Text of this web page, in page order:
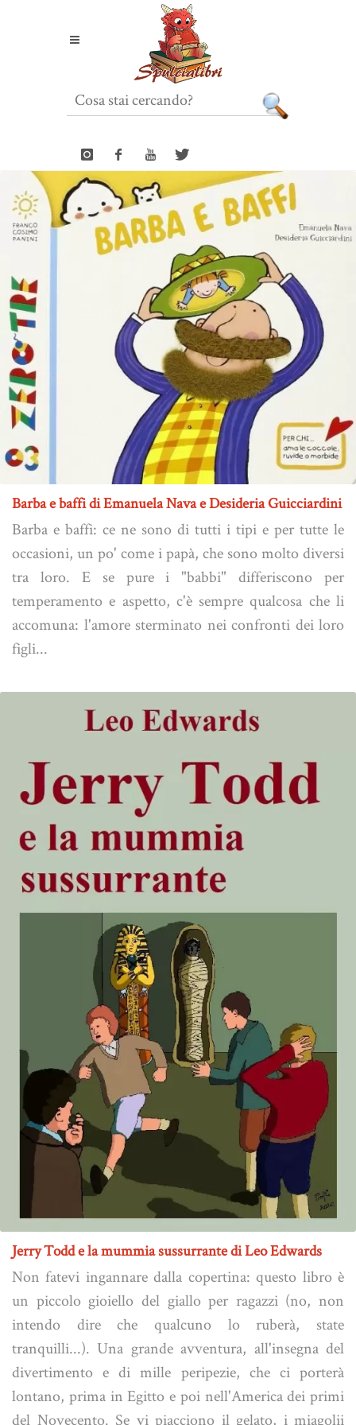
Barba e baffi di Emanuela Nava e Desideria Guicciardini
Barba e baffi: ce ne sono di tutti i tipi e per tutte le
occasioni, un po' come i papà, che sono molto diversi
tra loro. E se pure i "babbi" differiscono per
temperamento e aspetto, c'è sempre qualcosa che li
accomuna: l'amore sterminato nei confronti dei loro
figli...
Jerry Todd e la mummia sussurrante di Leo Edwards
Non fatevi ingannare dalla copertina: questo libro è
un piccolo gioiello del giallo per ragazzi (no, non
intendo dire che qualcuno lo ruberà, state
tranquilli...). Una grande avventura, all'insegna del
divertimento e di mille peripezie, che ci porterà
lontano, prima in Egitto e poi nell'America dei primi
del Novecento. Se vi piacciono il gelato, i miagolii